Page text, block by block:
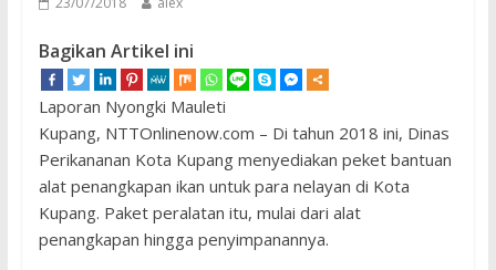
Bagikan Artikel ini
Laporan Nyongki Mauleti
Kupang, NTTOnlinenow.com – Di tahun 2018 ini, Dinas
Perikananan Kota Kupang menyediakan peket bantuan
alat penangkapan ikan untuk para nelayan di Kota
Kupang. Paket peralatan itu, mulai dari alat
penangkapan hingga penyimpanannya.